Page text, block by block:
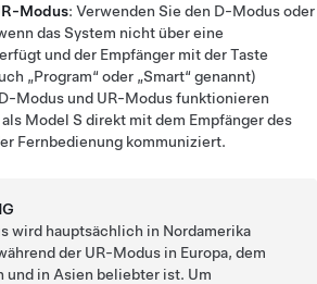
Modus: Verwenden Sie den D-Modus oder
das System nicht über eine
und der Empfänger mit der Taste
„Program“ oder „Smart“ genannt)
Modus und UR-Modus funktionieren
Model S direkt mit dem Empfänger des
Fernbedienung kommuniziert.
wird hauptsächlich in Nordamerika
der UR-Modus in Europa, dem
und in Asien beliebter ist. Um